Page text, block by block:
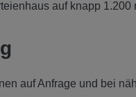
auf Anfrage und bei